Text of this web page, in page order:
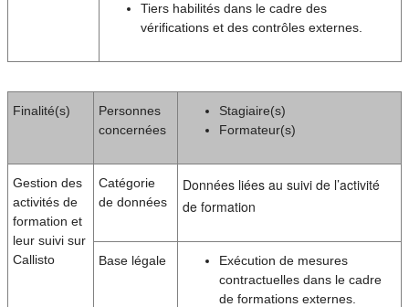
Tiers habilités dans le cadre des
vérifications et des contrôles externes.
Finalité(s)
Personnes
concernées
Stagiaire(s)
Formateur(s)
Gestion des
activités de
formation et
leur suivi sur
Callisto
Catégorie
de données
Données liées au suivi de l’activité
de formation
Base légale
Exécution de mesures
contractuelles dans le cadre
de formations externes.